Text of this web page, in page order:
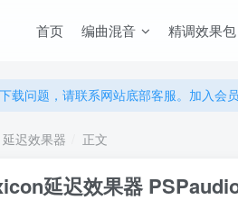
首页 编曲混音 精调效果包
载问题，请联系网站底部客服。加入会
延迟效果器 正文
延迟效果器